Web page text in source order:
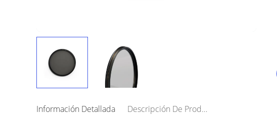
Información Detallada Descripción De Producto